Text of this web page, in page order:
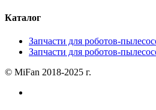
Каталог
Запчасти для роботов-
Запчасти для роботов-
© MiFan 2018-2025 г.